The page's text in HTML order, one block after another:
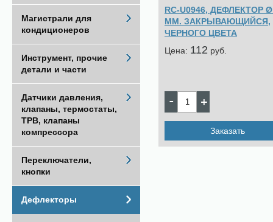
RC-U0946, ДЕФЛЕКТОР Ø
ММ. ЗАКРЫВАЮЩИЙСЯ,
ЧЕРНОГО ЦВЕТА
Цена: 112 pуб.
Заказать
Магистрали для
кондиционеров
Инструмент, прочие
детали и части
Датчики давления,
клапаны, термостаты,
ТРВ, клапаны
компрессора
Переключатели,
кнопки
Дефлекторы